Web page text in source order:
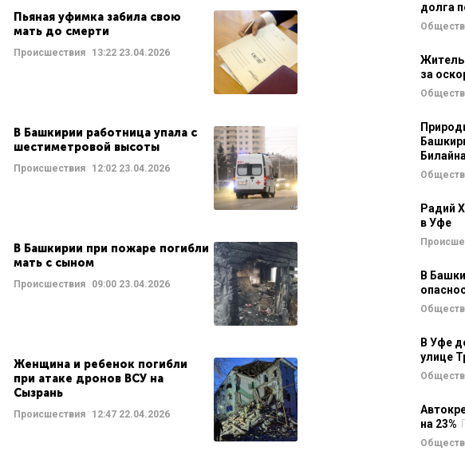
Пьяная уфимка забила свою
мать до смерти
Происшествия 13:2223.04.2026
В Башкирии работница упала с
шестиметровой высоты
Происшествия 12:0223.04.2026
В Башкирии при пожаре погибли
мать с сыном
Происшествия 09:0023.04.2026
Женщина и ребенок погибли
при атаке дронов ВСУ на
Сызрань
Происшествия 12:4722.04.2026
долга
за
Билайна
Радий
в Уфе
В
В Уфе
улице
на 23%